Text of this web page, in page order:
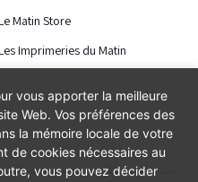
Matin Store
Imprimeries du Matin
vous apporter la meilleure
Web. Vos préférences des
la mémoire locale de votre
de cookies nécessaires au
vous pouvez décider